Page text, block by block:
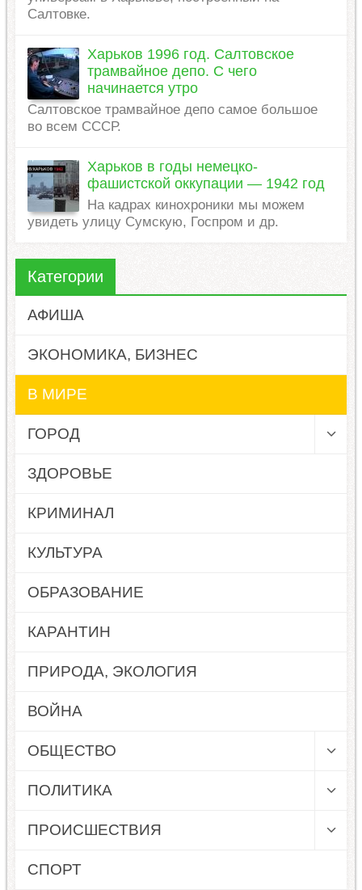
Салтовке.
Харьков 1996 год. Салтовское
трамвайное депо. С чего
начинается утро
Салтовское трамвайное депо самое большое
во всем СССР.
Харьков в годы немецко-
фашистской оккупации — 1942 год
На кадрах кинохроники мы можем
увидеть улицу Сумскую, Госпром и др.
Категории
АФИША
ЭКОНОМИКА, БИЗНЕС
В МИРЕ
ГОРОД
ЗДОРОВЬЕ
КРИМИНАЛ
КУЛЬТУРА
ОБРАЗОВАНИЕ
КАРАНТИН
ПРИРОДА, ЭКОЛОГИЯ
ВОЙНА
ОБЩЕСТВО
ПОЛИТИКА
ПРОИСШЕСТВИЯ
СПОРТ